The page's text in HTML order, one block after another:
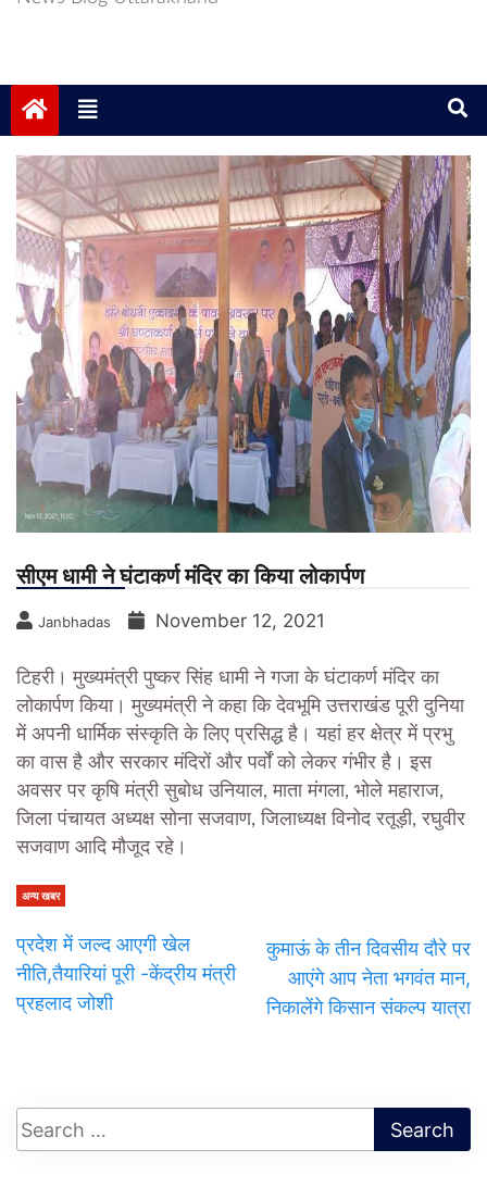
सीएम धामी ने घंटाकर्ण मंदिर का किया लोकार्पण
Janbhadas November 12, 2021
टिहरी। मुख्यमंत्री पुष्कर सिंह धामी ने गजा के घंटाकर्ण मंदिर का
लोकार्पण किया। मुख्यमंत्री ने कहा कि देवभूमि उत्तराखंड पूरी दुनिया
में अपनी धार्मिक संस्कृति के लिए प्रसिद्ध है। यहां हर क्षेत्र में प्रभु
का वास है और सरकार मंदिरों और पर्वों को लेकर गंभीर है। इस
अवसर पर कृषि मंत्री सुबोध उनियाल, माता मंगला, भोले महाराज,
जिला पंचायत अध्यक्ष सोना सजवाण, जिलाध्यक्ष विनोद रतूड़ी, रघुवीर
सजवाण आदि मौजूद रहे।
अन्य खबर
प्रदेश में जल्द आएगी खेल
नीति,तैयारियां पूरी -केंद्रीय मंत्री
प्रहलाद जोशी
कुमाऊं के तीन दिवसीय दौरे पर
आएंगे आप नेता भगवंत मान,
निकालेंगे किसान संकल्प यात्रा